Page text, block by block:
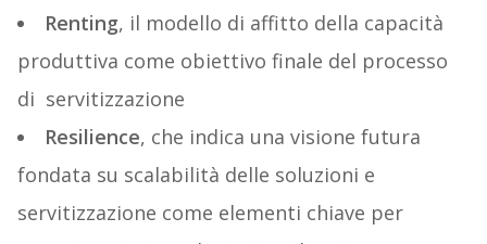
Renting, il modello di affitto della capacità
produttiva come obiettivo finale del processo
di servitizzazione
Resilience, che indica una visione futura
fondata su scalabilità delle soluzioni e
servitizzazione come elementi chiave per